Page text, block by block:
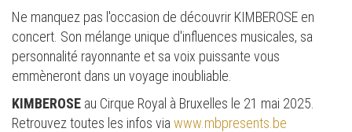
Ne manquez pas l'occasion de découvrir KIMBEROSE en
concert. Son mélange unique d'influences musicales, sa
personnalité rayonnante et sa voix puissante vous
emmèneront dans un voyage inoubliable.
KIMBEROSE au Cirque Royal à Bruxelles le 21 mai 2025.
Retrouvez toutes les infos via www.mbpresents.be